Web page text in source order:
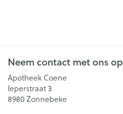
Neem contact met ons op
Apotheek Coene
Ieperstraat 3
8980 Zonnebeke